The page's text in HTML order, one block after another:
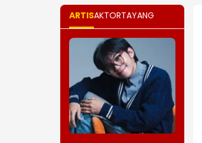
ARTISAKTORTAYANG